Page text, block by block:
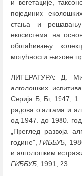
и вегетације,
појединих
стања и решавању
екосистема на
обогаћивању
могућности њихове
ЛИТЕРАТУРА: Д.
алголошких
Серија Б, Бг, 1947, 1 –
радова о алгама и
од 1947. до 1980.
„Преглед развоја
године",ГИББУБ ,
и алголошким
ГИББУБ , 1991, 23.